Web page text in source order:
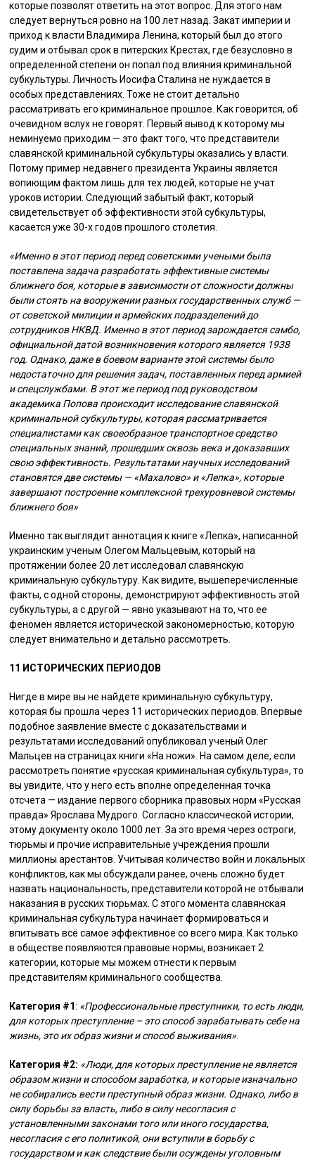
которые позволят ответить на этот вопрос. Для этого нам
следует вернуться ровно на 100 лет назад. Закат империи и
приход к власти Владимира Ленина, который был до этого
судим и отбывал срок в питерских Крестах, где безусловно в
определенной степени он попал под влияния криминальной
субкультуры. Личность Иосифа Сталина не нуждается в
особых представлениях. Тоже не стоит детально
рассматривать его криминальное прошлое. Как говорится, об
очевидном вслух не говорят. Первый вывод к которому мы
неминуемо приходим — это факт того, что представители
славянской криминальной субкультуры оказались у власти.
Потому пример недавнего президента Украины является
вопиющим фактом лишь для тех людей, которые не учат
уроков истории. Следующий забытый факт, который
свидетельствует об эффективности этой субкультуры,
касается уже 30-х годов прошлого столетия.
«Именно в этот период перед советскими учеными была
поставлена задача разработать эффективные системы
ближнего боя, которые в зависимости от сложности должны
были стоять на вооружении разных государственных служб —
от советской милиции и армейских подразделений до
сотрудников НКВД. Именно в этот период зарождается самбо,
официальной датой возникновения которого является 1938
год. Однако, даже в боевом варианте этой системы было
недостаточно для решения задач, поставленных перед армией
и спецслужбами. В этот же период под руководством
академика Попова происходит исследование славянской
криминальной субкультуры, которая рассматривается
специалистами как своеобразное транспортное средство
специальных знаний, прошедших сквозь века и доказавших
свою эффективность. Результатами научных исследований
становятся две системы — «Махалово» и «Лепка», которые
завершают построение комплексной трехуровневой системы
ближнего боя»
Именно так выглядит аннотация к книге «Лепка», написанной
украинским ученым Олегом Мальцевым, который на
протяжении более 20 лет исследовал славянскую
криминальную субкультуру. Как видите, вышеперечисленные
факты, с одной стороны, демонстрируют эффективность этой
субкультуры, а с другой — явно указывают на то, что ее
феномен является исторической закономерностью, которую
следует внимательно и детально рассмотреть.
11 ИСТОРИЧЕСКИХ ПЕРИОДОВ
Нигде в мире вы не найдете криминальную субкультуру,
которая бы прошла через 11 исторических периодов. Впервые
подобное заявление вместе с доказательствами и
результатами исследований опубликовал ученый Олег
Мальцев на страницах книги «На ножи». На самом деле, если
рассмотреть понятие «русская криминальная субкультура», то
вы увидите, что у него есть вполне определенная точка
отсчета — издание первого сборника правовых норм «Русская
правда» Ярослава Мудрого. Согласно классической истории,
этому документу около 1000 лет. За это время через остроги,
тюрьмы и прочие исправительные учреждения прошли
миллионы арестантов. Учитывая количество войн и локальных
конфликтов, как мы обсуждали ранее, очень сложно будет
назвать национальность, представители которой не отбывали
наказания в русских тюрьмах. С этого момента славянская
криминальная субкультура начинает формироваться и
впитывать всё самое эффективное со всего мира. Как только
в обществе появляются правовые нормы, возникает 2
категории, которые мы можем отнести к первым
представителям криминального сообщества.
Категория #1: «Профессиональные преступники, то есть люди,
для которых преступление – это способ зарабатывать себе на
жизнь, это их образ жизни и способ выживания»
Категория #2: «Люди, для которых преступление не является
образом жизни и способом заработка, и которые изначально
не собирались вести преступный образ жизни. Однако, либо в
силу борьбы за власть, либо в силу несогласия с
установленными законами того или иного государства,
несогласия с его политикой, они вступили в борьбу с
государством и как следствие были осуждены уголовным